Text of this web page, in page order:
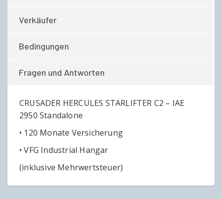
Verkäufer
Bedingungen
Fragen und Antworten
CRUSADER HERCULES STARLIFTER C2 – IAE
2950 Standalone
• 120 Monate Versicherung
• VFG Industrial Hangar
(inklusive Mehrwertsteuer)